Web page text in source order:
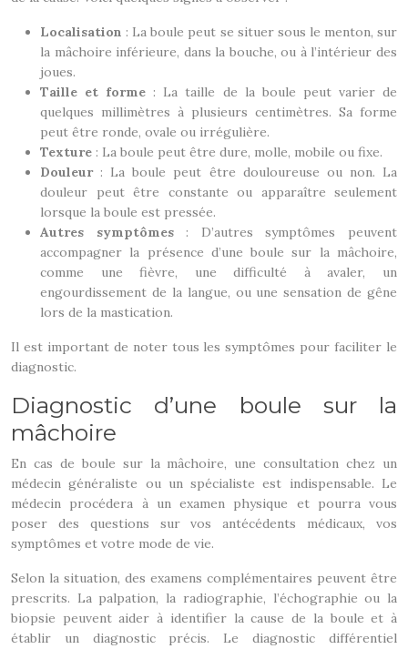
Localisation : La boule peut se situer sous le menton, sur
la mâchoire inférieure, dans la bouche, ou à l’intérieur des
joues.
Taille et forme : La taille de la boule peut varier de
quelques millimètres à plusieurs centimètres. Sa forme
peut être ronde, ovale ou irrégulière.
Texture : La boule peut être dure, molle, mobile ou fixe.
Douleur : La boule peut être douloureuse ou non. La
douleur peut être constante ou apparaître seulement
lorsque la boule est pressée.
Autres symptômes : D’autres symptômes peuvent
accompagner la présence d’une boule sur la mâchoire,
comme une fièvre, une difficulté à avaler, un
engourdissement de la langue, ou une sensation de gêne
lors de la mastication.
Il est important de noter tous les symptômes pour faciliter le
diagnostic.
Diagnostic d’une boule sur la
mâchoire
En cas de boule sur la mâchoire, une consultation chez un
médecin généraliste ou un spécialiste est indispensable. Le
médecin procédera à un examen physique et pourra vous
poser des questions sur vos antécédents médicaux, vos
symptômes et votre mode de vie.
Selon la situation, des examens complémentaires peuvent être
prescrits. La palpation, la radiographie, l’échographie ou la
biopsie peuvent aider à identifier la cause de la boule et à
établir un diagnostic précis. Le diagnostic différentiel